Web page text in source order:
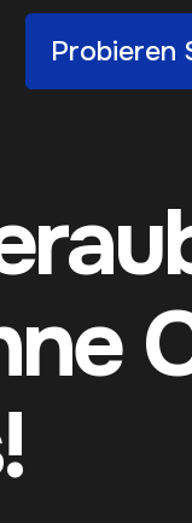
Probieren